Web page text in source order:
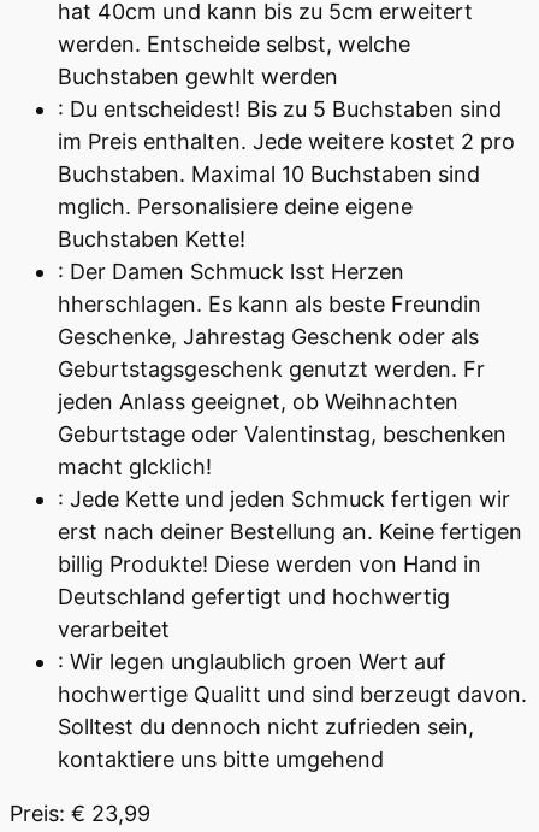
hat 40cm und kann bis zu 5cm erweitert
werden. Entscheide selbst, welche
Buchstaben gewhlt werden
: Du entscheidest! Bis zu 5 Buchstaben sind
im Preis enthalten. Jede weitere kostet 2 pro
Buchstaben. Maximal 10 Buchstaben sind
mglich. Personalisiere deine eigene
Buchstaben Kette!
: Der Damen Schmuck lsst Herzen
hherschlagen. Es kann als beste Freundin
Geschenke, Jahrestag Geschenk oder als
Geburtstagsgeschenk genutzt werden. Fr
jeden Anlass geeignet, ob Weihnachten
Geburtstage oder Valentinstag, beschenken
macht glcklich!
: Jede Kette und jeden Schmuck fertigen wir
erst nach deiner Bestellung an. Keine fertigen
billig Produkte! Diese werden von Hand in
Deutschland gefertigt und hochwertig
verarbeitet
: Wir legen unglaublich groen Wert auf
hochwertige Qualitt und sind berzeugt davon.
Solltest du dennoch nicht zufrieden sein,
kontaktiere uns bitte umgehend
Preis: € 23,99